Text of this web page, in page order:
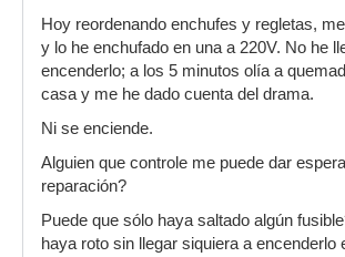
Hoy reordenando enchufes y regletas,
y lo he enchufado en una a 220V. No he
encenderlo; a los 5 minutos olía a
casa y me he dado cuenta del drama.
Ni se enciende.
Alguien que controle me puede dar
reparación?
Puede que sólo haya saltado algún
haya roto sin llegar siquiera a encenderlo